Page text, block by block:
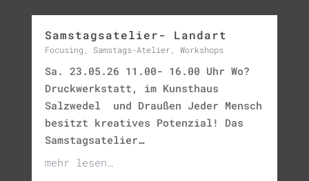
Samstagsatelier- Landart
Focusing Samstags-Atelier Workshops
Sa. 23.05.26 11.00- 16.00 Uhr Wo?
Druckwerkstatt, im Kunsthaus
Salzwedel und Draußen Jeder Mensch
besitzt kreatives Potenzial! Das
Samstagsatelier…
mehr lesen…